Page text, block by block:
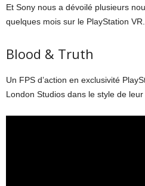
Et Sony nous a dévoilé plusieurs
quelques mois sur le PlayStation
Blood & Truth
Un FPS d’action en exclusivité
London Studios dans le style de